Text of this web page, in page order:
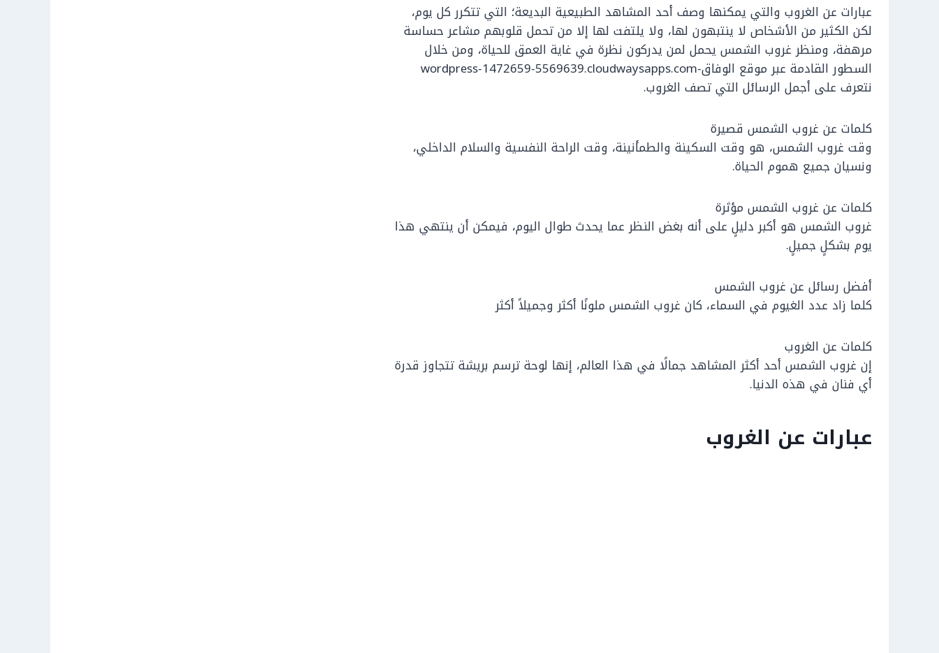
عبارات عن الغروب والتي يمكنها وصف أحد المشاهد الطبيعية البديعة؛ التي تتكرر كل يوم،
لكن الكثير من الأشخاص لا ينتبهون لها، ولا يلتفت لها إلا من تحمل قلوبهم مشاعر حساسة
مرهفة، ومنظر غروب الشمس يحمل لمن يدركون نظرة في غاية العمق للحياة، ومن خلال
السطور القادمة عبر موقع الوفاق-wordpress-1472659-5569639.cloudwaysapps.com
نتعرف على أجمل الرسائل التي تصف الغروب.
كلمات عن غروب الشمس قصيرة
وقت غروب الشمس، هو وقت السكينة والطمأنينة، وقت الراحة النفسية والسلام الداخلي،
ونسيان جميع هموم الحياة.
كلمات عن غروب الشمس مؤثرة
غروب الشمس هو أكبر دليلٍ على أنه بغض النظر عما يحدث طوال اليوم، فيمكن أن ينتهي هذا
يوم بشكلٍ جميلٍ.
أفضل رسائل عن غروب الشمس
كلما زاد عدد الغيوم في السماء، كان غروب الشمس ملونًا أكثر وجميلاً أكثر
كلمات عن الغروب
إن غروب الشمس أحد أكثر المشاهد جمالًا في هذا العالم، إنها لوحة ترسم بريشة تتجاوز قدرة
أي فنان في هذه الدنيا.
عبارات عن الغروب